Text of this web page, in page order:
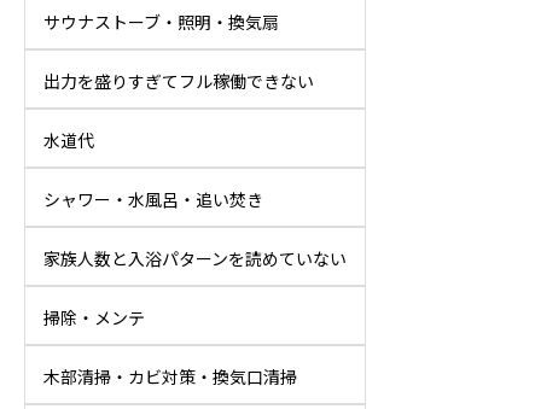
サウナストーブ・照明・換気扇
出力を盛りすぎてフル稼働できない
水道代
シャワー・水風呂・追い焚き
家族人数と入浴パターンを読めていない
掃除・メンテ
木部清掃・カビ対策・換気口清掃